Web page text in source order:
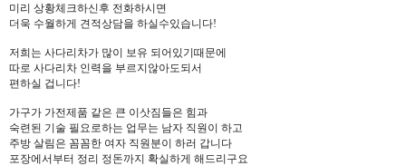
미리 상황체크하신후 전화하시면
더욱 수월하게 견적상담을 하실수있습니다!
저희는 사다리차가 많이 보유 되어있기때문에
따로 사다리차 인력을 부르지않아도되서
편하실 겁니다!
가구가 가전제품 같은 큰 이삿짐들은 힘과
숙련된 기술 필요로하는 업무는 남자 직원이 하고
주방 살림은 꼼꼼한 여자 직원분이 하러 갑니다
포장에서부터 정리 정돈까지 확실하게 해드리구요